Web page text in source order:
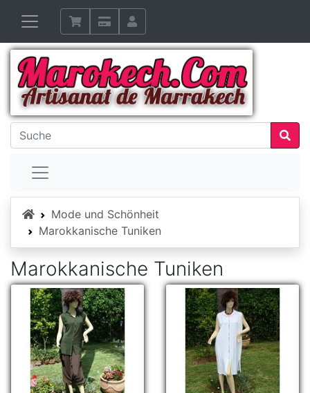
Startseite
Mode und Schönheit
Marokkanische Tuniken
Marokkanische Tuniken